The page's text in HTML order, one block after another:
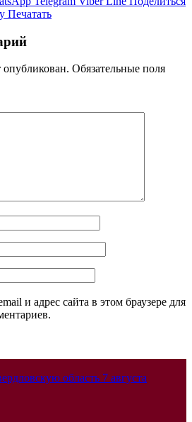
Печатать
опубликован. Обязательные поля
и адрес сайта в этом браузере для
область 7 августа